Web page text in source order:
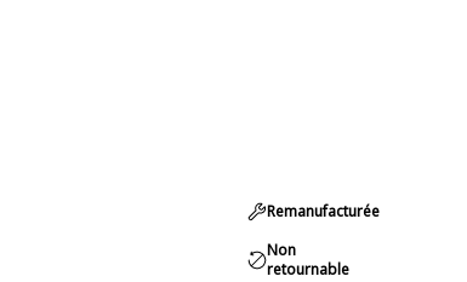
Remanufacturée
Non
retournable